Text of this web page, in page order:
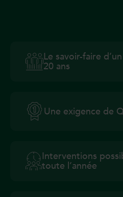
Le savoir-faire
20 ans
Une exigence de
Interventions
toute l’année